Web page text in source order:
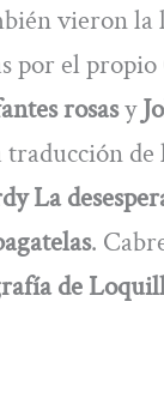
vieron la
por el
rosasy
traducción de
La
.
de